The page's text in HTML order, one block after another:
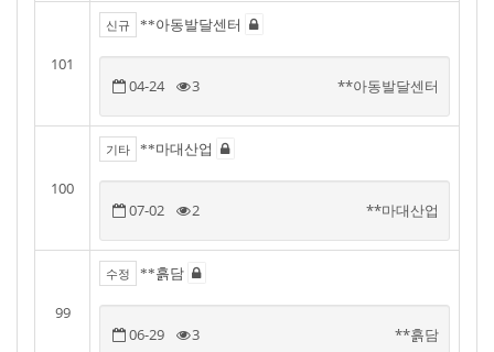
101
신규 **아동발달센터
04-24 3 **아동발달센터
100
기타 **마대산업
07-02 2 **마대산업
99
수정 **흙담
06-29 3 **흙담